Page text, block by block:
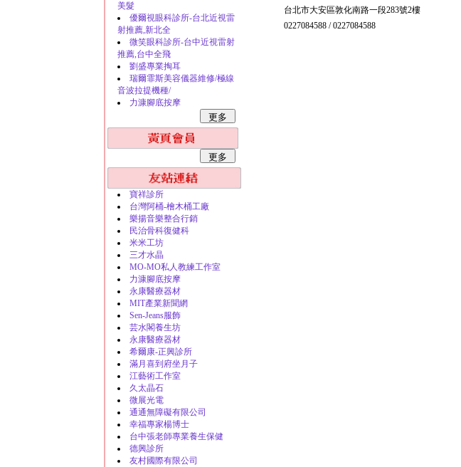
美髮
優爾視眼科診所-台北近視雷
射推薦,新北全
微笑眼科診所-台中近視雷射
推薦,台中全飛
劉盛專業掏耳
瑞爾霏斯美容儀器維修/極線
音波拉提機種/
力漮腳底按摩
寶祥診所
台灣阿桶-檜木桶工廠
樂揚音樂整合行銷
民治骨科復健科
米米工坊
三才水晶
MO-MO私人教練工作室
力漮腳底按摩
永康醫療器材
MIT產業新聞網
Sen-Jeans服飾
芸水閣養生坊
永康醫療器材
希爾康-正興診所
滿月喜到府坐月子
江藝術工作室
久太晶石
微展光電
通通無障礙有限公司
幸福專家楊博士
台中張老師專業養生保健
德興診所
友村國際有限公司
台北市大安區敦化南路一段283號2樓
0227084588 / 0227084588